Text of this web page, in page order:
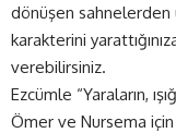
dönüşen sahnelerden
karakterini
verebilirsiniz.
Ezcümle “Yaraların,
Ömer ve Nursema